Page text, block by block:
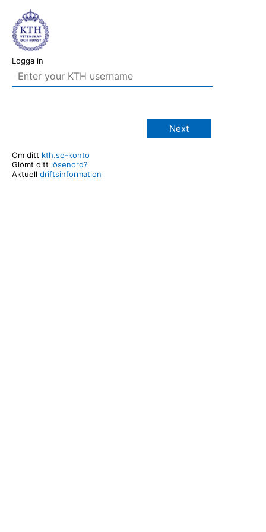
Logga in
Next
Om ditt kth.se-konto
Glömt ditt lösenord?
Aktuell driftsinformation